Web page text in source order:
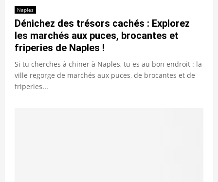
Naples
Dénichez des trésors cachés : Explorez
les marchés aux puces, brocantes et
friperies de Naples !
Si tu cherches à chiner à Naples, tu es au bon endroit : la
ville regorge de marchés aux puces, de brocantes et de
friperies...